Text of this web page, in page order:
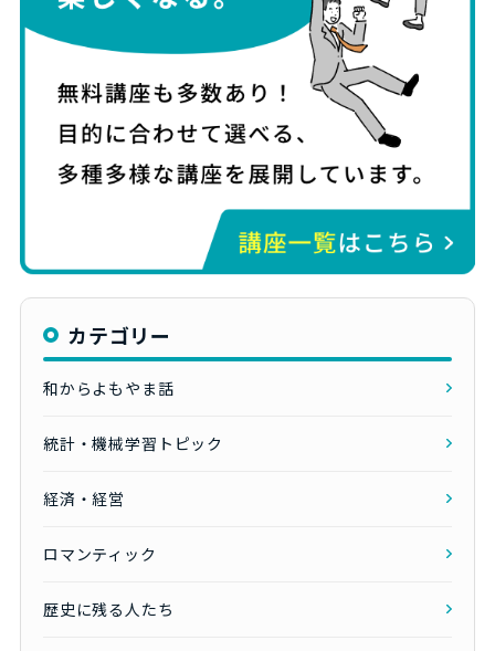
カテゴリー
和からよもやま話
統計・機械学習トピック
経済・経営
ロマンティック
歴史に残る人たち